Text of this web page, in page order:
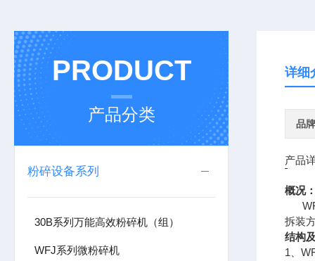
PRODUCT
产品分类
粉碎设备系列
30B系列万能高效粉碎机（组）
WFJ系列微粉碎机
详细
品牌
产品
概况
WF-
拆装
结构
1、